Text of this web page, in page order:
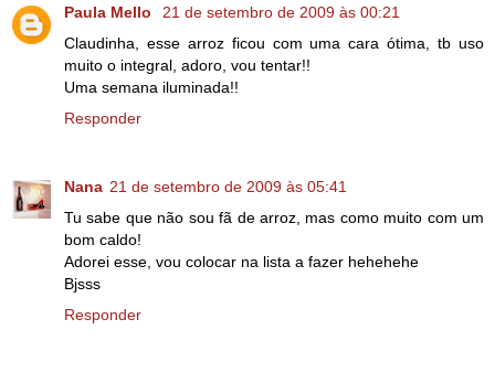
Paula Mello
21 de setembro de 2009 às 00:21
Claudinha, esse arroz ficou com uma cara ótima, tb uso
muito o integral, adoro, vou tentar!!
Uma semana iluminada!!
Responder
Nana 21 de setembro de 2009 às 05:41
Tu sabe que não sou fã de arroz, mas como muito com um
bom caldo!
Adorei esse, vou colocar na lista a fazer hehehehe
Bjsss
Responder